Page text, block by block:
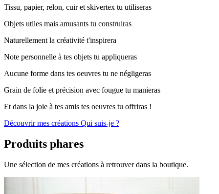
Tissu, papier, relon, cuir et skivertex tu utiliseras
Objets utiles mais amusants tu construiras
Naturellement la créativité t'inspirera
Note personnelle à tes objets tu appliqueras
Aucune forme dans tes oeuvres tu ne négligeras
Grain de folie et précision avec fougue tu manieras
Et dans la joie à tes amis tes oeuvres tu offriras !
Découvrir mes créations Qui suis-je ?
Produits phares
Une sélection de mes créations à retrouver dans la boutique.